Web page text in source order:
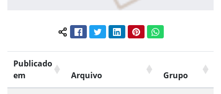
Compartilhar conteúdo:
FacebookTwitterLinkedInPinterestWhatsApp
Publicado
em
Arquivo Grupo